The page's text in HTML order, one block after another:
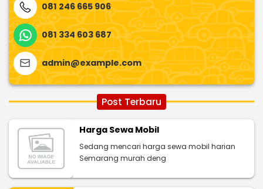
081 246 665 906
081 334 603 687
admin@example.com
Post Terbaru
Harga Sewa Mobil
Sedang mencari harga sewa mobil harian
Semarang murah deng